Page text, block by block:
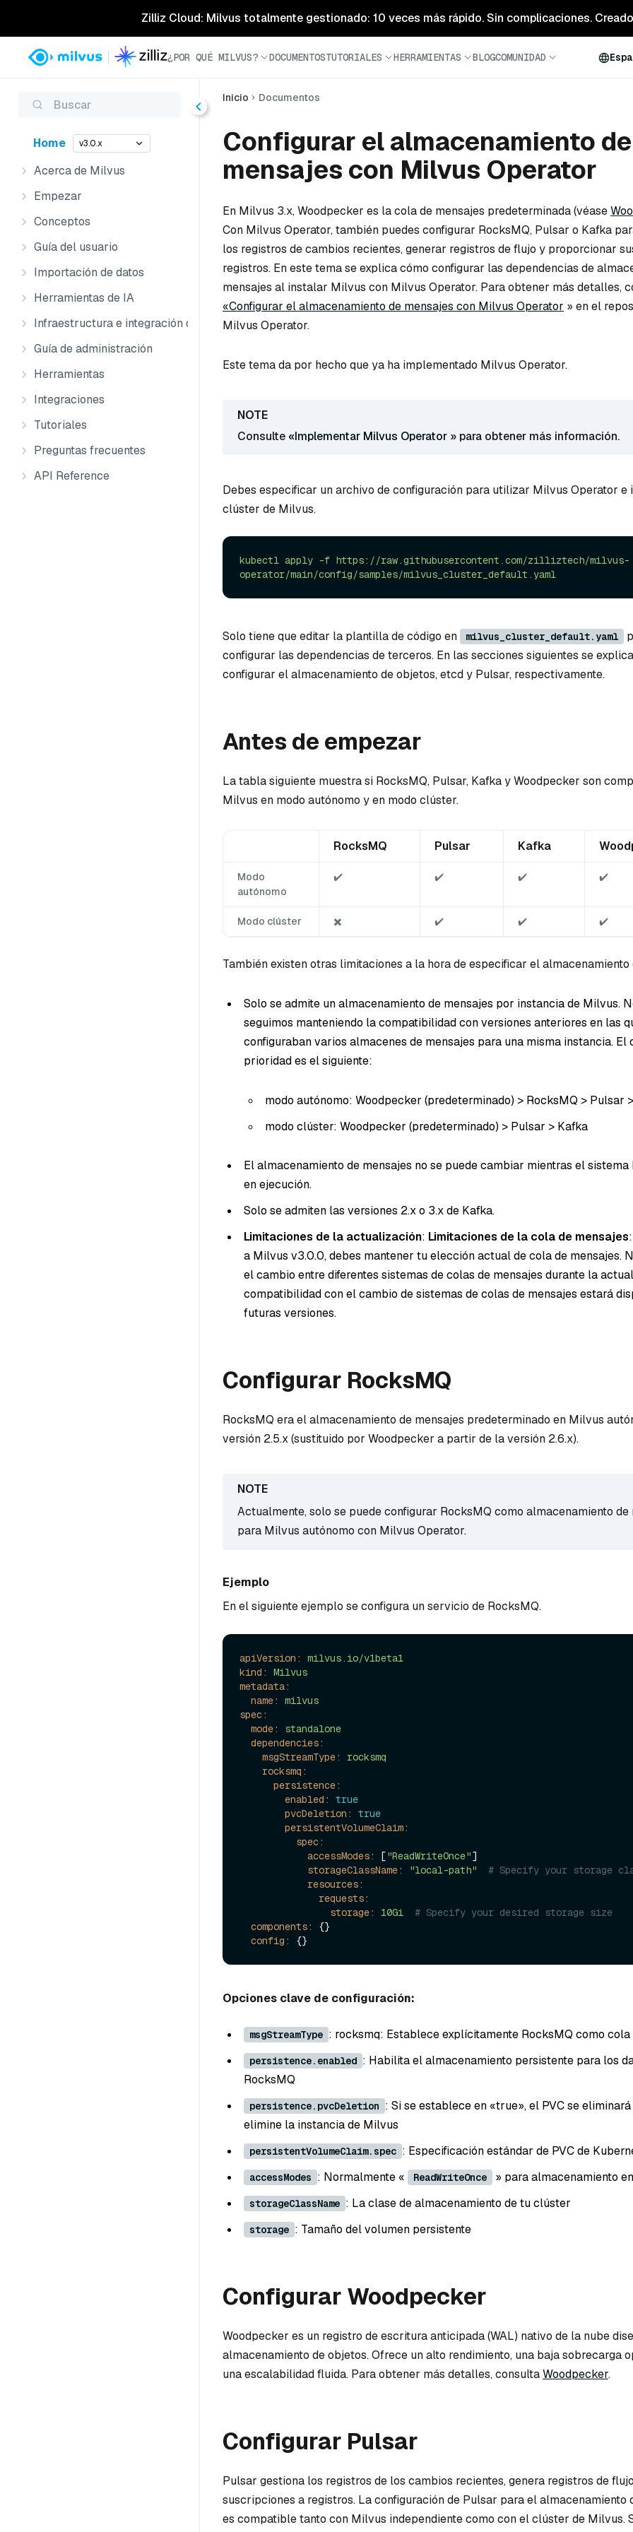
Zilliz Cloud: Milvus totalmente gestionado: 10 veces más rápido. Sin complicaciones. Creado
¿POR QUÉ MILVUS? DOCUMENTOSTUTORIALES HERRAMIENTAS BLOGCOMUNIDAD
Buscar
Home v3.0.x
Acerca de Milvus
Empezar
Conceptos
Guía del usuario
Importación de datos
Herramientas de IA
Infraestructura e integración de datos
Guía de administración
Herramientas
Integraciones
Tutoriales
Preguntas frecuentes
API Reference
Inicio Documentos
Configurar el almacenamiento de
mensajes con Milvus Operator
En Milvus 3.x, Woodpecker es la cola de mensajes predeterminada (véase
Con Milvus Operator, también puedes configurar RocksMQ, Pulsar o Kafka
los registros de cambios recientes, generar registros de flujo y proporcionar
registros. En este tema se explica cómo configurar las dependencias de
mensajes al instalar Milvus con Milvus Operator. Para obtener más detalles,
«Configurar el almacenamiento de mensajes con Milvus Operator » en el
Milvus Operator.
Este tema da por hecho que ya ha implementado Milvus Operator.
Consulte «Implementar Milvus Operator » para obtener más información.
Debes especificar un archivo de configuración para utilizar Milvus Operator e
clúster de Milvus.
kubectl apply -f https://raw.githubusercontent.com/zilliztech/milvus-
operator/main/config/samples/milvus_cluster_default.yaml
Solo tiene que editar la plantilla de código en milvus_cluster_default.yaml
configurar las dependencias de terceros. En las secciones siguientes se
configurar el almacenamiento de objetos, etcd y Pulsar, respectivamente.
Antes de empezar
La tabla siguiente muestra si RocksMQ, Pulsar, Kafka y Woodpecker son
Milvus en modo autónomo y en modo clúster.
RocksMQ Pulsar Kafka
Modo
autónomo
✔️ ✔️ ✔️ ✔️
Modo clúster ✖️ ✔️ ✔️ ✔️
También existen otras limitaciones a la hora de especificar el almacenamiento
Solo se admite un almacenamiento de mensajes por instancia de Milvus.
seguimos manteniendo la compatibilidad con versiones anteriores en las
configuraban varios almacenes de mensajes para una misma instancia. El
prioridad es el siguiente:
modo autónomo: Woodpecker (predeterminado) > RocksMQ > Pulsar
modo clúster: Woodpecker (predeterminado) > Pulsar > Kafka
El almacenamiento de mensajes no se puede cambiar mientras el
en ejecución.
Solo se admiten las versiones 2.x o 3.x de Kafka.
Limitaciones de la actualización: Limitaciones de la cola de mensajes
a Milvus v3.0.0, debes mantener tu elección actual de cola de mensajes.
el cambio entre diferentes sistemas de colas de mensajes durante la
compatibilidad con el cambio de sistemas de colas de mensajes estará
futuras versiones.
Configurar RocksMQ
RocksMQ era el almacenamiento de mensajes predeterminado en Milvus
versión 2.5.x (sustituido por Woodpecker a partir de la versión 2.6.x).
Actualmente, solo se puede configurar RocksMQ como almacenamiento de
para Milvus autónomo con Milvus Operator.
Ejemplo
En el siguiente ejemplo se configura un servicio de RocksMQ.
apiVersion:
milvus.io/v1beta1
kind:
Milvus
metadata:
name:
milvus
spec:
mode:
standalone
dependencies:
msgStreamType:
rocksmq
rocksmq:
persistence:
enabled:
true
pvcDeletion:
true
persistentVolumeClaim:
spec:
accessModes:
["ReadWriteOnce"]
storageClassName:
"local-path"
# Specify your storage
resources:
requests:
storage:
10Gi
# Specify your desired storage size
components:
{}
config:
Opciones clave de configuración:
msgStreamType : rocksmq: Establece explícitamente RocksMQ como cola
persistence.enabled : Habilita el almacenamiento persistente para los
RocksMQ
persistence.pvcDeletion : Si se establece en «true», el PVC se
elimine la instancia de Milvus
persistentVolumeClaim.spec : Especificación estándar de PVC de
accessModes : Normalmente « ReadWriteOnce » para almacenamiento
storageClassName : La clase de almacenamiento de tu clúster
storage : Tamaño del volumen persistente
Configurar Woodpecker
Woodpecker es un registro de escritura anticipada (WAL) nativo de la nube
almacenamiento de objetos. Ofrece un alto rendimiento, una baja sobrecarga
una escalabilidad fluida. Para obtener más detalles, consultaWoodpecker.
Configurar Pulsar
Pulsar gestiona los registros de los cambios recientes, genera registros de
suscripciones a registros. La configuración de Pulsar para el almacenamiento
es compatible tanto con Milvus independiente como con el clúster de Milvus.